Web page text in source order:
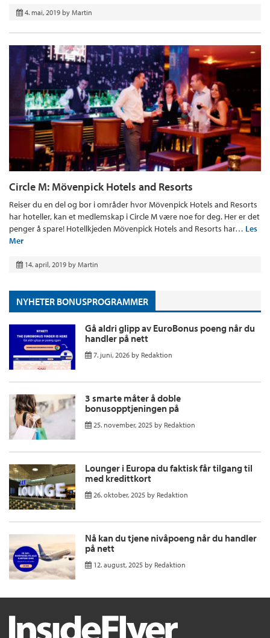
4. mai, 2019 by Martin
Circle M: Mövenpick Hotels and Resorts
Reiser du en del og bor i områder hvor Mövenpick Hotels and Resorts
har hoteller, kan et medlemskap i Circle M være noe for deg. Her er det
penger å spare! Hotellkjeden Mövenpick Hotels and Resorts har… Les
Mer
14. april, 2019 by Martin
NYHETER BONUSPROGRAMMER
Gå aldri glipp av EuroBonus poeng når du
handler på nett
7. juni, 2026 by Redaktion
3 smarte måter å doble
bonusopptjeningen på
25. november, 2025 by Redaktion
Lounger i Europa du faktisk får tilgang til
med kredittkort
26. oktober, 2025 by Redaktion
Nå kan du tjene nivåpoeng når du handler
på nett
12. august, 2025 by Redaktion